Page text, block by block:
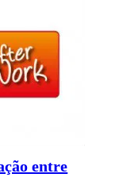
entre